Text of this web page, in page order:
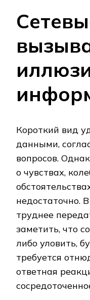
Короткий вид
данными,
вопросов.
о чувствах,
недостаточно.
труднее
заметить, что
либо уловить,
требуется
ответная